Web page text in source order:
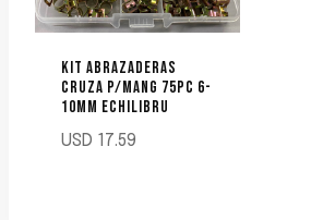
KIT ABRAZADERAS
CRUZA P/MANG 75PC 6-
10MM ECHILIBRU
USD 17.59